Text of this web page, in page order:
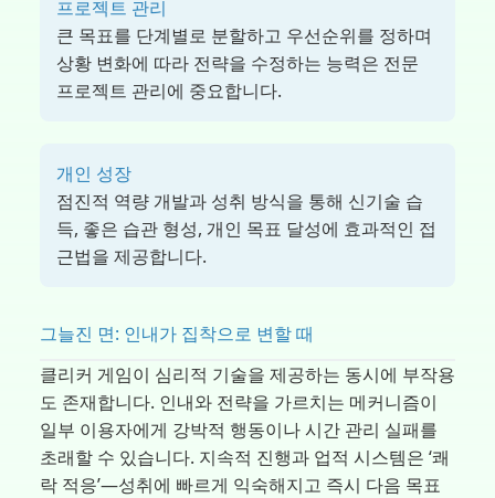
프로젝트 관리
큰 목표를 단계별로 분할하고 우선순위를 정하며
상황 변화에 따라 전략을 수정하는 능력은 전문
프로젝트 관리에 중요합니다.
개인 성장
점진적 역량 개발과 성취 방식을 통해 신기술 습
득, 좋은 습관 형성, 개인 목표 달성에 효과적인 접
근법을 제공합니다.
그늘진 면: 인내가 집착으로 변할 때
클리커 게임이 심리적 기술을 제공하는 동시에 부작용
도 존재합니다. 인내와 전략을 가르치는 메커니즘이
일부 이용자에게 강박적 행동이나 시간 관리 실패를
초래할 수 있습니다. 지속적 진행과 업적 시스템은 ‘쾌
락 적응’—성취에 빠르게 익숙해지고 즉시 다음 목표